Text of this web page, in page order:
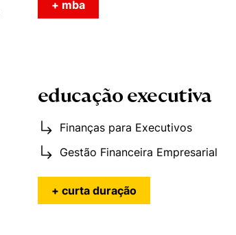
+ mba
educação executiva
Finanças para Executivos
Gestão Financeira Empresarial
+ curta duração